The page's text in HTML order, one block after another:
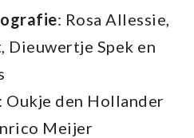
: Rosa Allessie,
Dieuwertje Spek en
: Oukje den Hollander
Meijer